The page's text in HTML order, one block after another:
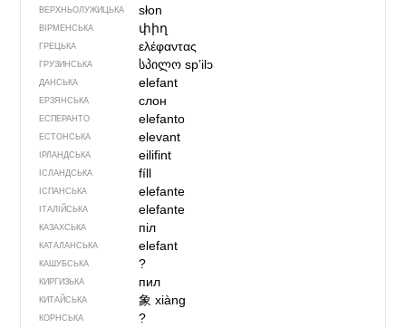
ВЕРХНЬОЛУЖИЦЬКА słon
ВІРМЕНСЬКА փիղ
ГРЕЦЬКА ελέφαντας
ГРУЗИНСЬКА სპილოspʼilɔ
ДАНСЬКА elefant
ЕРЗЯНСЬКА слон
ЕСПЕРАНТО elefanto
ЕСТОНСЬКА elevant
ІРЛАНДСЬКА eilifint
ІСЛАНДСЬКА fíll
ІСПАНСЬКА elefante
ІТАЛІЙСЬКА elefante
КАЗАХСЬКА піл
КАТАЛАНСЬКА elefant
КАШУБСЬКА ?
КИРГИЗЬКА пил
КИТАЙСЬКА 象xiàng
КОРНСЬКА ?